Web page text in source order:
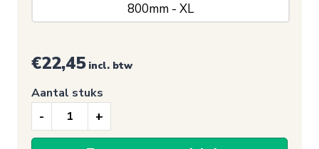
800mm - XL
€22,45incl. btw
Raamsticker,
Aantal stuks